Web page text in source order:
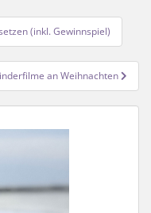
(inkl. Gewinnspiel)
an Weihnachten